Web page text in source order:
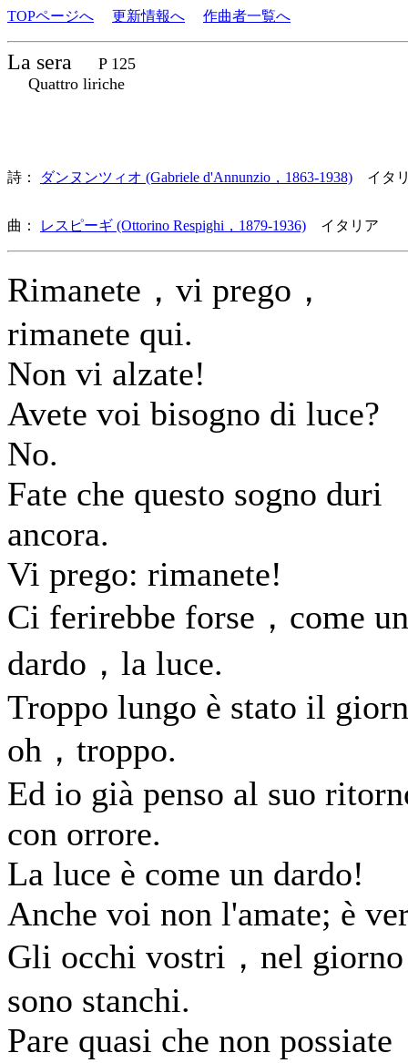
TOPページへ 更新情報へ 作曲者一覧へ
La sera
P 125
Quattro liriche
詩： ダンヌンツィオ (Gabriele d'Annunzio，1863-1938) イタ
曲： レスピーギ (Ottorino Respighi，1879-1936) イタリア 歌
Rimanete，vi prego，
rimanete qui.
Non vi alzate!
Avete voi bisogno di luce?
No.
Fate che questo sogno duri
ancora.
Vi prego: rimanete!
Ci ferirebbe forse，come un
dardo，la luce.
Troppo lungo è stato il
oh，troppo.
Ed io già penso al suo
con orrore.
La luce è come un dardo!
Anche voi non l'amate; è
Gli occhi vostri，nel
sono stanchi.
Pare quasi che non possiate